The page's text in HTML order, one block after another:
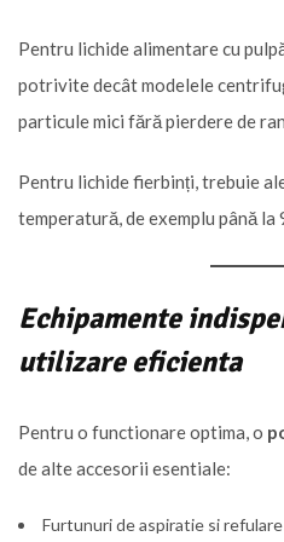
Pentru lichide alimentare cu
potrivite decât modelele
particule mici fără pierdere de
Pentru lichide fierbinți, trebuie
temperatură, de exemplu până la
Echipamente
utilizare eficienta
Pentru o functionare optima, o
de alte accesorii esentiale:
Furtunuri de aspiratie si